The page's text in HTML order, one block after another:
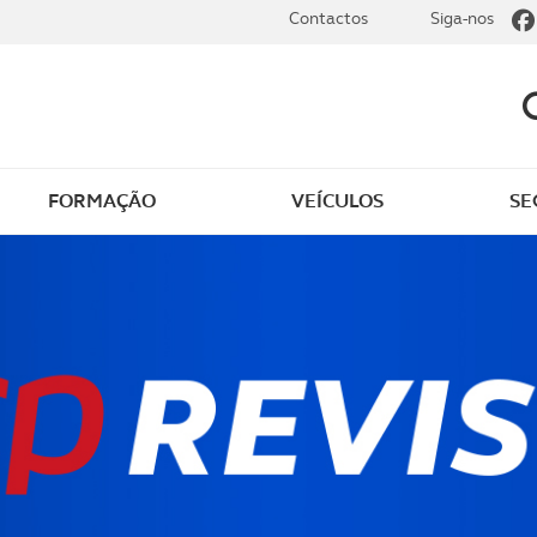
FORMAÇÃO VEÍCULOS
Contactos Siga-nos